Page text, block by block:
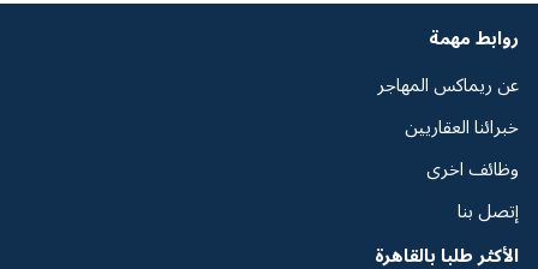
روابط مهمة
عن ريماكس المهاجر
خبرائنا العقاريين
وظائف اخرى
إتصل بنا
الأكثر طلبا بالقاهرة